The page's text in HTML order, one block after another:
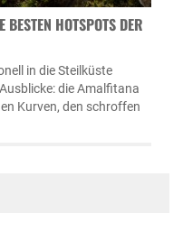
HOTSPOTS DER A
in die Steilküste
die Amalfitana
Kurven, den schroffen